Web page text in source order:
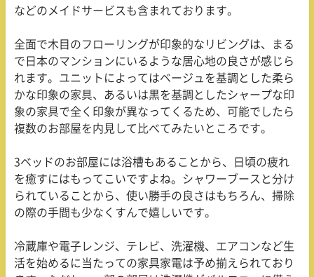
などのメイドサービスも含まれております。
全面で木目のフローリングが印象的なリビングは、まる
で日本のマンションにいるような居心地の良さが感じら
れます。ユニットによってはベージュを基調とした柔ら
かな印象の家具、あるいは黒を基調としたシャープな印
象の家具で全く印象が異なってくるため、可能でしたら
複数のお部屋を内見して比べてみたいところです。
3ベッドのお部屋には浴槽もあることから、日頃の疲れ
を癒すにはもってこいですよね。シャワーブースと分け
られていることから、使い勝手の良さはもちろん、掃除
の際の手間も少なくすんで嬉しいです。
冷蔵庫や電子レンジ、テレビ、洗濯機、エアコンなど生
活を始めるに当たっての家具家電は予め揃えられており